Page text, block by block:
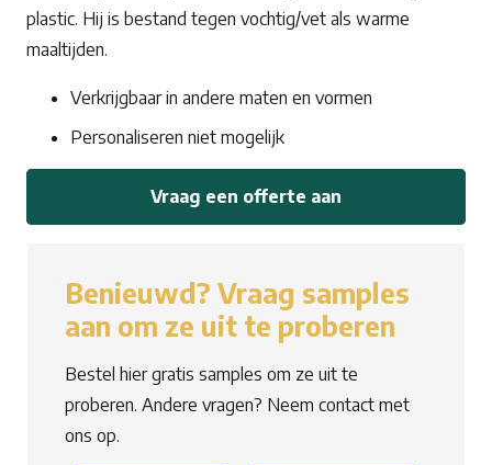
plastic. Hij is bestand tegen vochtig/vet als warme
maaltijden.
Verkrijgbaar in andere maten en vormen
Personaliseren niet mogelijk
Vraag een offerte aan
Benieuwd? Vraag samples
aan om ze uit te proberen
Bestel hier gratis samples om ze uit te
proberen. Andere vragen? Neem contact met
ons op.